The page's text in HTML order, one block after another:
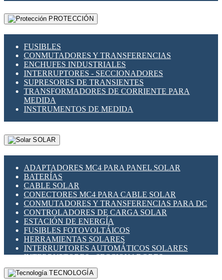
PROTECCIÓN
FUSIBLES
CONMUTADORES Y TRANSFERENCIAS
ENCHUFES INDUSTRIALES
INTERRUPTORES - SECCIONADORES
SUPRESORES DE TRANSIENTES
TRANSFORMADORES DE CORRIENTE PARA
MEDIDA
INSTRUMENTOS DE MEDIDA
SOLAR
ADAPTADORES MC4 PARA PANEL SOLAR
BATERÍAS
CABLE SOLAR
CONECTORES MC4 PARA CABLE SOLAR
CONMUTADORES Y TRANSFERENCIAS PARA DC
CONTROLADORES DE CARGA SOLAR
ESTACIÓN DE ENERGÍA
FUSIBLES FOTOVOLTÁICOS
HERRAMIENTAS SOLARES
INTERRUPTORES AUTOMÁTICOS SOLARES
INTERRUPTORES - SECCIONADORES
FOTOVOLTÁICOS
MONTAJE PANEL SOLAR
TECNOLOGÍA